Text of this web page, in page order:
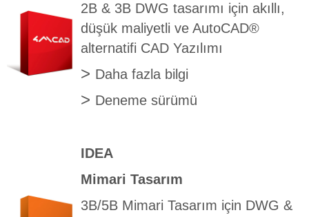
2B & 3B DWG tasarımı için akıllı,
düşük maliyetli ve AutoCAD®
alternatifi CAD Yazılımı
> Daha fazla bilgi
> Deneme sürümü
IDEA
Mimari Tasarım
3B/5B Mimari Tasarım için DWG &